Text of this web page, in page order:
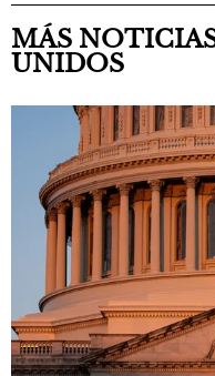
MÁS
UNIDOS